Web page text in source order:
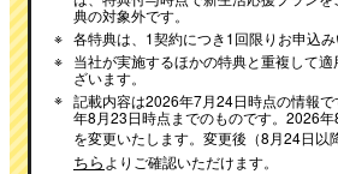
典の対象外です。
※ 各特典は、1契約につき1回限りお申込み
※ 当社が実施するほかの特典と重複して
ざいます。
※ 記載内容は2026年7月24日時点の情報
年8月23日時点までのものです。2026
を変更いたします。変更後（8月24日以
ちら よりご確認いただけます。